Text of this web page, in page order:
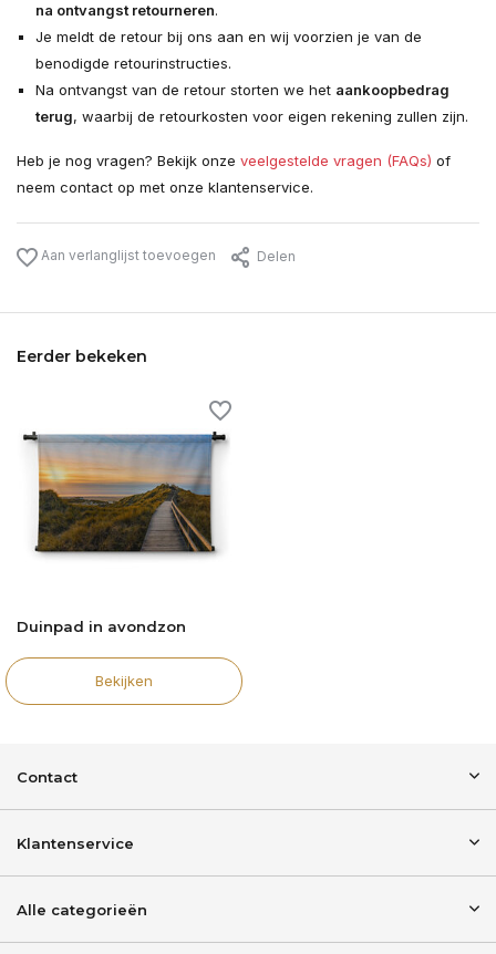
na ontvangst retourneren.
Je meldt de retour bij ons aan en wij voorzien je van de
benodigde retourinstructies.
Na ontvangst van de retour storten we het aankoopbedrag
terug, waarbij de retourkosten voor eigen rekening zullen zijn.
Heb je nog vragen? Bekijk onze veelgestelde vragen (FAQs) of
neem contact op met onze klantenservice.
Aan verlanglijst toevoegen Delen
Eerder bekeken
Duinpad in avondzon
Bekijken
Contact
Klantenservice
Alle categorieën